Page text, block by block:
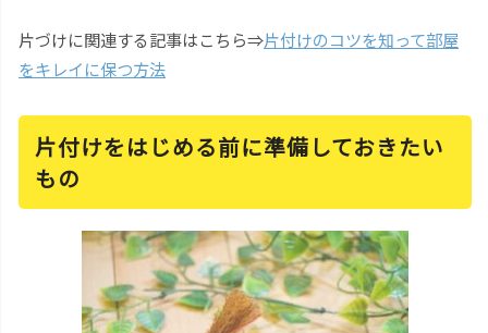
片づけに関連する記事はこちら⇒片付けのコツを知って部屋
をキレイに保つ方法
片付けをはじめる前に準備しておきたい
もの